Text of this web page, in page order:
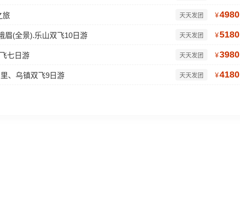
旅 天天发团 ¥4980
眉(全景).乐山双飞10日游 天天发团 ¥5180
七日游 天天发团 ¥3980
、乌镇双飞9日游 天天发团 ¥4180